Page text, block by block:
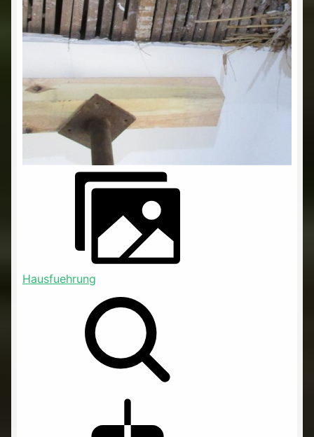
Hausfuehrung